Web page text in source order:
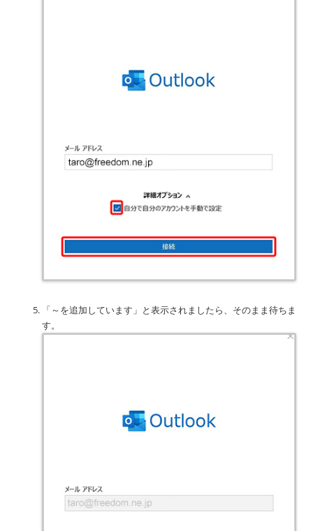
「～を追加しています」と表示されましたら、そのまま待ちま
す。